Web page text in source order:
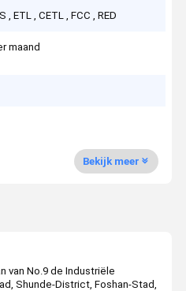
, ETL , CETL , FCC , RED
maand
Bekijk meer
van No.9 de Industriële
Shunde-District, Foshan-Stad,